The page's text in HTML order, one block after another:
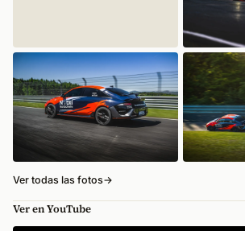
Ver todas las fotos→
Ver en YouTube